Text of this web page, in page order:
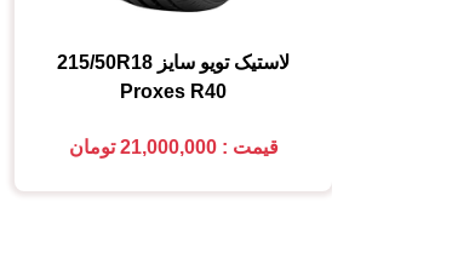
لاستیک تویو سایز 215/50R18
Proxes R40
قیمت : 21,000,000 تومان